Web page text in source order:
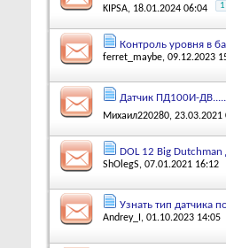
KIPSA, 18.01.2024 06:04 1
Контроль уровня в
ferret_maybe, 09.12.2023
Датчик ПД100И-ДВ.....
Михаил220280, 23.03.2021
DOL 12 Big
ShOlegS, 07.01.2021 16:12
Узнать тип датчика
Andrey_I , 01.10.2023 14:05